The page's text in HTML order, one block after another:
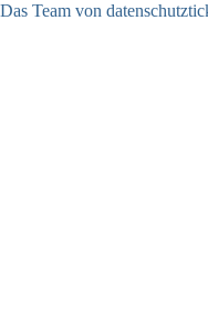
Das Team von